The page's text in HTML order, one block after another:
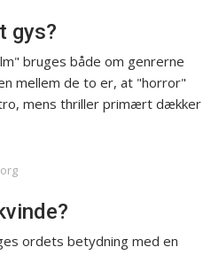
gys?
bruges både om genrerne
mellem de to er, at "horror"
mens thriller primært dækker
ordets betydning med en